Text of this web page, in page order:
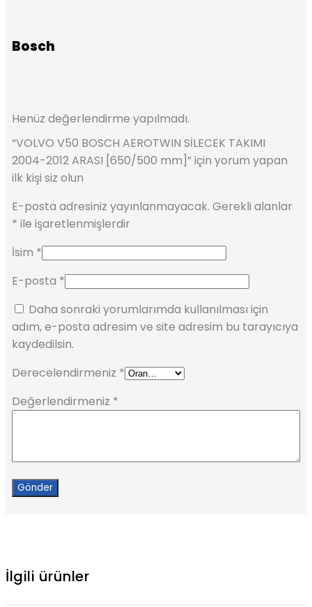
Bosch
Henüz değerlendirme yapılmadı.
“VOLVO V50 BOSCH AEROTWIN SİLECEK TAKIMI
2004-2012 ARASI [650/500 mm]” için yorum yapan
ilk kişi siz olun
E-posta adresiniz yayınlanmayacak. Gerekli alanlar
* ile işaretlenmişlerdir
İsim *
E-posta *
Daha sonraki yorumlarımda kullanılması için
adım, e-posta adresim ve site adresim bu tarayıcıya
kaydedilsin.
Derecelendirmeniz *
Değerlendirmeniz *
İlgili ürünler